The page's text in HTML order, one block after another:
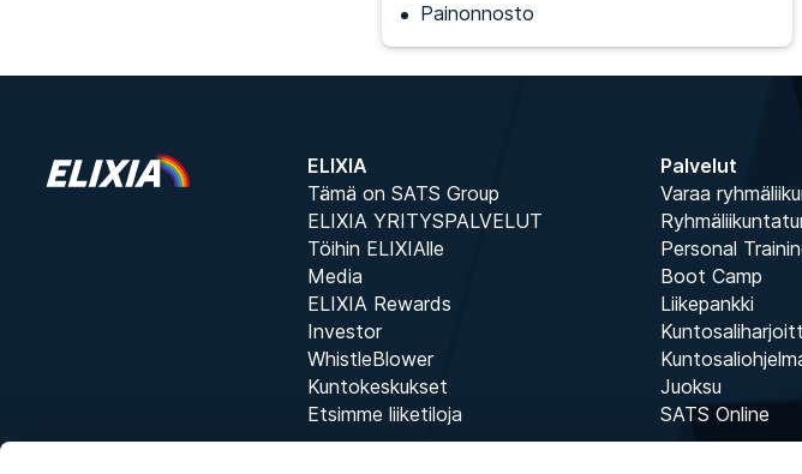
Painonnosto
ELIXIA
Tämä on SATS Group
ELIXIA YRITYSPALVELUT
Töihin ELIXIAlle
Media
ELIXIA Rewards
Investor
WhistleBlower
Kuntokeskukset
Etsimme liiketiloja
Palvelut
Varaa
Personal
Boot Camp
Liikepankki
Juoksu
SATS Online